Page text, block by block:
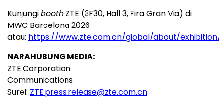
Kunjungibooth ZTE (3F30, Hall 3, Fira Gran Via) di
MWC Barcelona 2026
atau: https://www.zte.com.cn/global/about/
NARAHUBUNG MEDIA:
ZTE Corporation
Communications
Surel: ZTE.press.release@zte.com.cn